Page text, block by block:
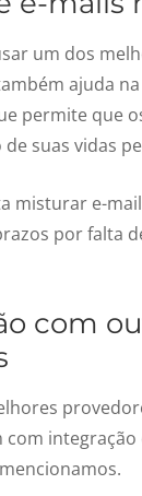
um dos
ajuda
permite que
suas vidas
misturar e-
por falta
com